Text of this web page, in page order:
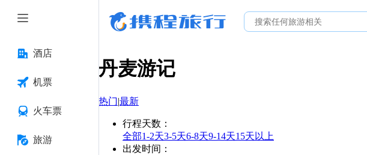
酒店
机票
火车票
旅游
丹麦游记
热门|最新
行程天数 ：
全部1-2天3-5天6-8天9-14天15天以上
出发时间 ：